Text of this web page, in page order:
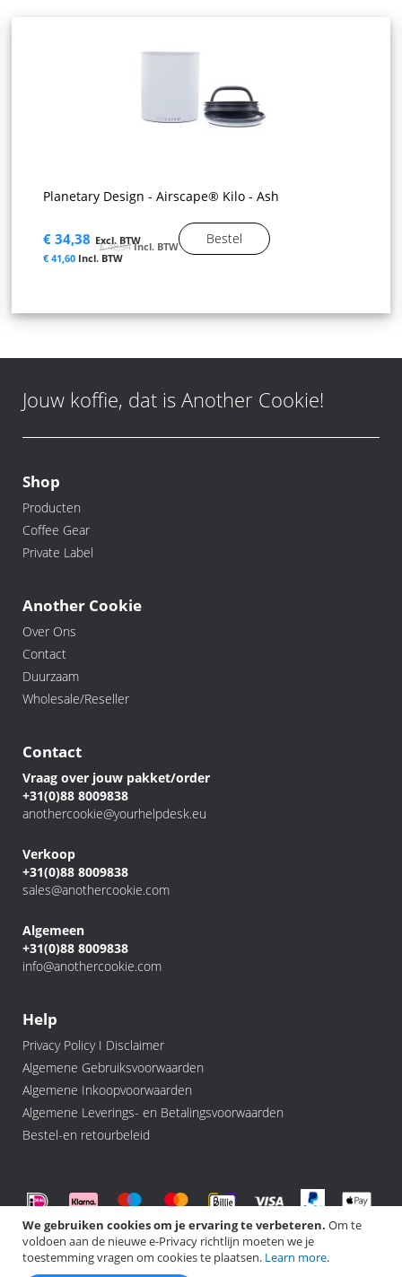
We gebruiken cookies om je ervaring te verbeteren. Om te
voldoen aan de nieuwe e-Privacy richtlijn moeten we je
toestemming vragen om cookies te plaatsen. Learn more.
Planetary Design - Airscape® Kilo - Ash
€ 34,38
€ 41,60
€ 48,94 Bestel
Jouw koffie, dat is Another Cookie!
Shop
Producten
Coffee Gear
Private Label
Another Cookie
Over Ons
Contact
Duurzaam
Wholesale/Reseller
Contact
Vraag over jouw pakket/order
+31(0)88 8009838
anothercookie@yourhelpdesk.eu
Verkoop
+31(0)88 8009838
sales@anothercookie.com
Algemeen
+31(0)88 8009838
info@anothercookie.com
Help
Privacy Policy I Disclaimer
Algemene Gebruiksvoorwaarden
Algemene Inkoopvoorwaarden
Algemene Leverings- en Betalingsvoorwaarden
Bestel-en retourbeleid
©️ 2026 Another Cookie, All rights Reserved.